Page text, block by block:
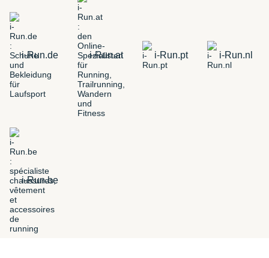
i-Run.de i-Run.at i-Run.pt i-Run.nl
i-Run.be